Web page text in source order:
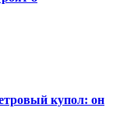
купол: он